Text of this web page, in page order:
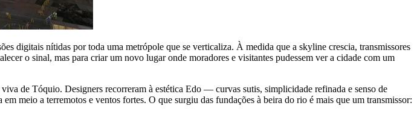
digitais nítidas por toda uma metrópole que se verticaliza. À medida que a skyline crescia, transmissores
o sinal, mas para criar um novo lugar onde moradores e visitantes pudessem ver a cidade com um
de Tóquio. Designers recorreram à estética Edo — curvas sutis, simplicidade refinada e senso de
meio a terremotos e ventos fortes. O que surgiu das fundações à beira do rio é mais que um transmissor: